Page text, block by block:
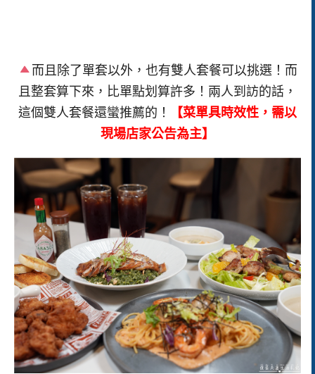
而且除了單套以外，也有雙人套餐可以挑選！而
且整套算下來，比單點划算許多！兩人到訪的話，
這個雙人套餐還蠻推薦的！
【菜單具時效性，需以
現場店家公告為主】